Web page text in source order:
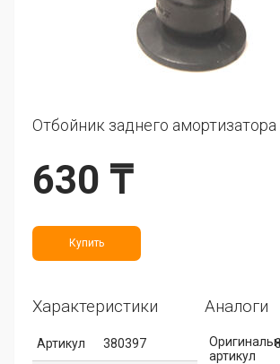
Отбойник заднего амортизатора
630 ₸
Купить
Характеристики
Артикул 380397
Аналоги
артикул